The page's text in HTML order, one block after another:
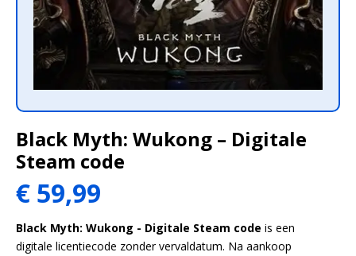
Black Myth: Wukong – Digitale
Steam code
€ 59,99
Black Myth: Wukong - Digitale Steam code is een
digitale licentiecode zonder vervaldatum. Na aankoop